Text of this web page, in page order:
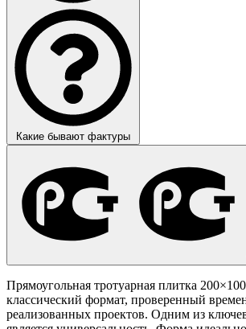
Какие бывают фактуры
Прямоугольная тротуарная плитка
классический формат, проверенный
реализованных проектов. Одним из